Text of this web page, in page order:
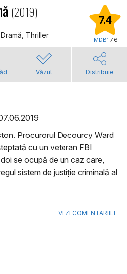
(2019)
Thriller
7.4
IMDB: 7.6
Văzut Distribuie
Procurorul Decourcy Ward
cu un veteran FBI
se ocupă de un caz care,
sistem de justiție criminală al
VEZI COMENTARIILE